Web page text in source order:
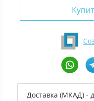
Доставка (МКАД) -